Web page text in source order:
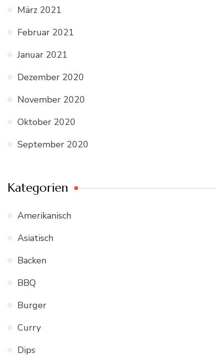
März 2021
Februar 2021
Januar 2021
Dezember 2020
November 2020
Oktober 2020
September 2020
Kategorien
Amerikanisch
Asiatisch
Backen
BBQ
Burger
Curry
Dips